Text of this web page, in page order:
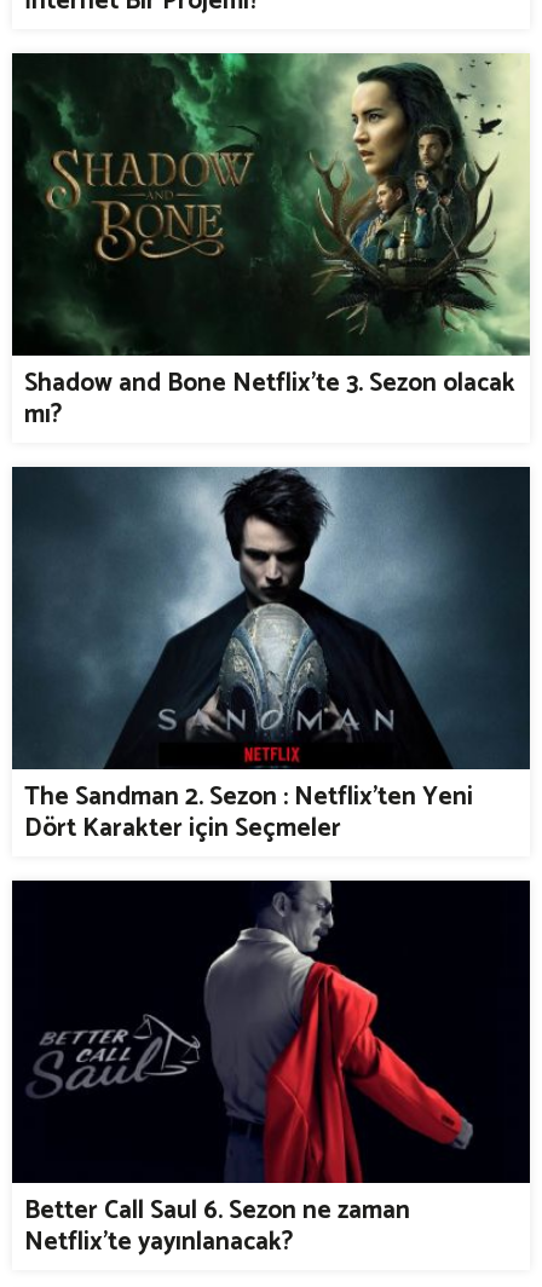
Shadow and Bone Netflix'te 3. Sezon olacak
mı?
The Sandman 2. Sezon : Netflix'ten Yeni
Dört Karakter için Seçmeler
Better Call Saul 6. Sezon ne zaman
Netflix'te yayınlanacak?